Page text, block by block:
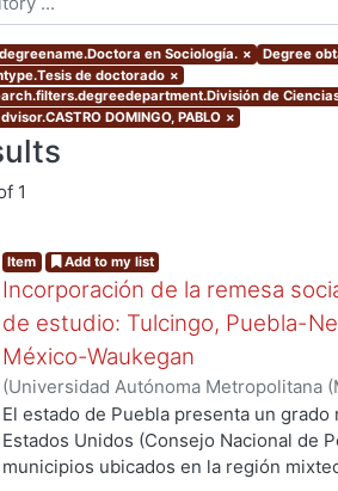
en Sociología. × Degree
de doctorado ×
de
DOMINGO, PABLO ×
1
Item Add to my list
Incorporación de la remesa
de estudio: Tulcingo, Puebla-
México-Waukegan
(Universidad Autónoma Metropolitana
de Servicios de Información., 2012-06-
El estado de Puebla presenta un
Estados Unidos (Consejo Nacional de
municipios ubicados en la región